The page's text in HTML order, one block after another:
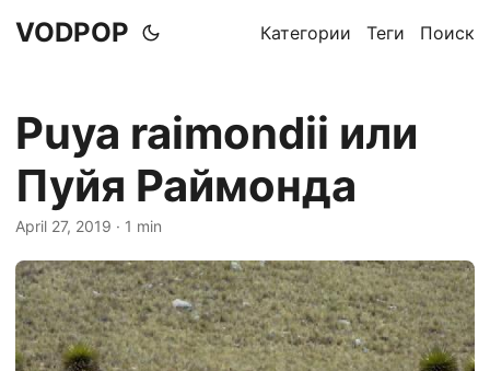
VODPOP Категории Теги Поиск
Puya raimondii или
Пуйя Раймонда
April 27, 2019 · 1 min